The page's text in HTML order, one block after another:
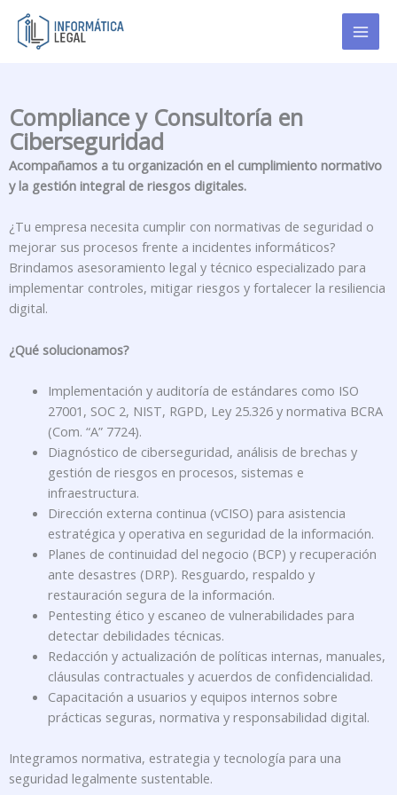
contenido
Compliance y Consultoría en
Ciberseguridad
Acompañamos a tu organización en el cumplimiento normativo
y la gestión integral de riesgos digitales.
¿Tu empresa necesita cumplir con normativas de seguridad o
mejorar sus procesos frente a incidentes informáticos?
Brindamos asesoramiento legal y técnico especializado para
implementar controles, mitigar riesgos y fortalecer la resiliencia
digital.
¿Qué solucionamos?
Implementación y auditoría de estándares como ISO
27001, SOC 2, NIST, RGPD, Ley 25.326 y normativa BCRA
(Com. “A” 7724).
Diagnóstico de ciberseguridad, análisis de brechas y
gestión de riesgos en procesos, sistemas e
infraestructura.
Dirección externa continua (vCISO) para asistencia
estratégica y operativa en seguridad de la información.
Planes de continuidad del negocio (BCP) y recuperación
ante desastres (DRP). Resguardo, respaldo y
restauración segura de la información.
Pentesting ético y escaneo de vulnerabilidades para
detectar debilidades técnicas.
Redacción y actualización de políticas internas, manuales,
cláusulas contractuales y acuerdos de confidencialidad.
Capacitación a usuarios y equipos internos sobre
prácticas seguras, normativa y responsabilidad digital.
Integramos normativa, estrategia y tecnología para una
seguridad legalmente sustentable.